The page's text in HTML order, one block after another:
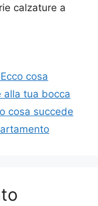
calzature a
cosa
alla tua bocca
cosa succede